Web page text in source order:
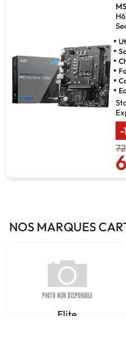
-
NOS MARQUES
Elite